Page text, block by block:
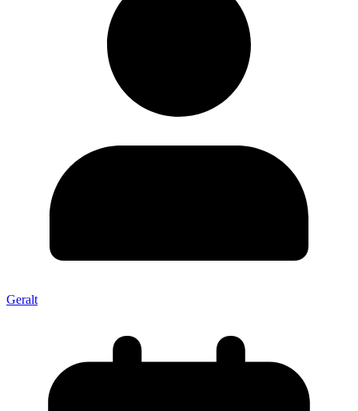
Geralt